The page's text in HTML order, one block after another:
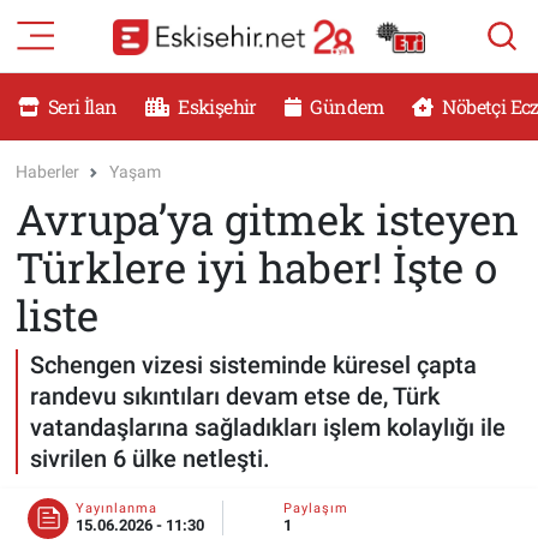
Seri İlan Eskişehir Gündem Nöbetçi
Haberler Yaşam
Avrupa’ya gitmek isteyen
Türklere iyi haber! İşte o
liste
Schengen vizesi sisteminde küresel çapta
randevu sıkıntıları devam etse de, Türk
vatandaşlarına sağladıkları işlem kolaylığı ile
sivrilen 6 ülke netleşti.
Yayınlanma
15.06.2026 - 11:30
Paylaşım
1
RESMİ İLANLAR
DÜNYA
SAĞLIK
MAGAZİN
KADIN
TEKNOLOJİ
YEMEK
Eskişehir Nöbetçi Eczaneler
Eskişehir Namaz Vakitleri
Eskişehir Trafik Yoğunluk Haritası
Süper Lig Puan Durumu ve Fikstür
Tüm Manşetler
Son Dakika Haberleri
Haber Arşivi